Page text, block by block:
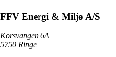
FFV Energi & Miljø A/S
Korsvangen 6A
5750 Ringe